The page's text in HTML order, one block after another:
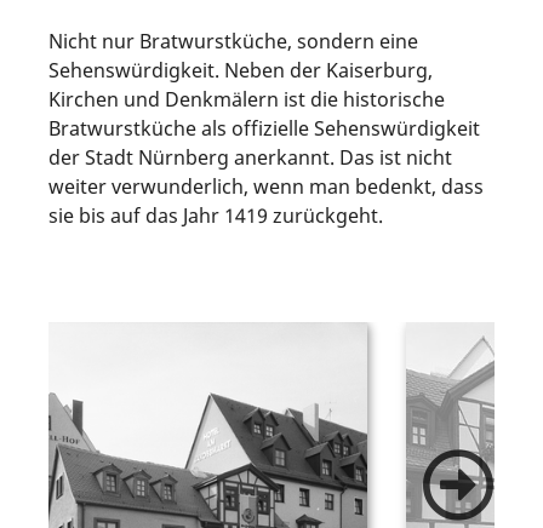
Nicht nur Bratwurstküche, sondern eine
Sehenswürdigkeit. Neben der Kaiserburg,
Kirchen und Denkmälern ist die historische
Bratwurstküche als offizielle Sehenswürdigkeit
der Stadt Nürnberg anerkannt. Das ist nicht
weiter verwunderlich, wenn man bedenkt, dass
sie bis auf das Jahr 1419 zurückgeht.